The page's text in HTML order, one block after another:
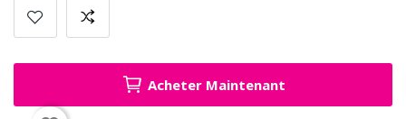
Acheter Maintenant